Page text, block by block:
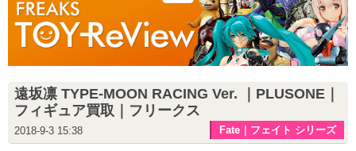
遠坂凛 TYPE-MOON RACING Ver. ｜PLUSONE｜
フィギュア買取｜フリークス
2018-9-3 15:38 Fate｜フェイト シリーズ